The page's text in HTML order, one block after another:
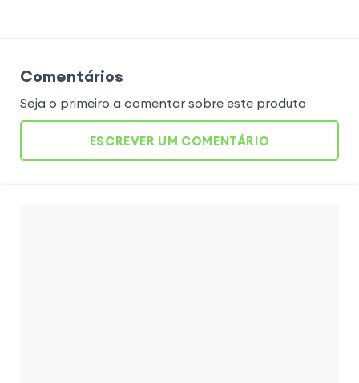
Comentários
Seja o primeiro a comentar sobre este produto
ESCREVER UM COMENTÁRIO